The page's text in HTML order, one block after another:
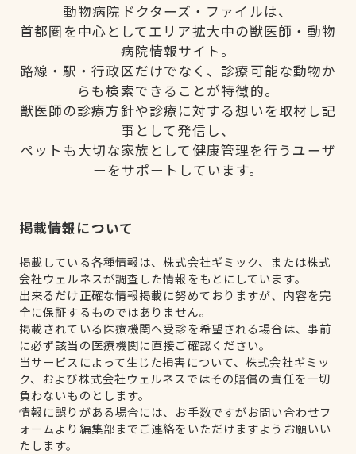
動物病院ドクターズ・ファイルは、
首都圏を中心としてエリア拡大中の獣医師・動物
病院情報サイト。
路線・駅・行政区だけでなく、診療可能な動物か
らも検索できることが特徴的。
獣医師の診療方針や診療に対する想いを取材し記
事として発信し、
ペットも大切な家族として健康管理を行うユーザ
ーをサポートしています。
掲載情報について
掲載している各種情報は、株式会社ギミック、または株式
会社ウェルネスが調査した情報をもとにしています。
出来るだけ正確な情報掲載に努めておりますが、内容を完
全に保証するものではありません。
掲載されている医療機関へ受診を希望される場合は、事前
に必ず該当の医療機関に直接ご確認ください。
当サービスによって生じた損害について、株式会社ギミッ
ク、および株式会社ウェルネスではその賠償の責任を一切
負わないものとします。
情報に誤りがある場合には、お手数ですがお問い合わせフ
ォームより編集部までご連絡をいただけますようお願いい
たします。